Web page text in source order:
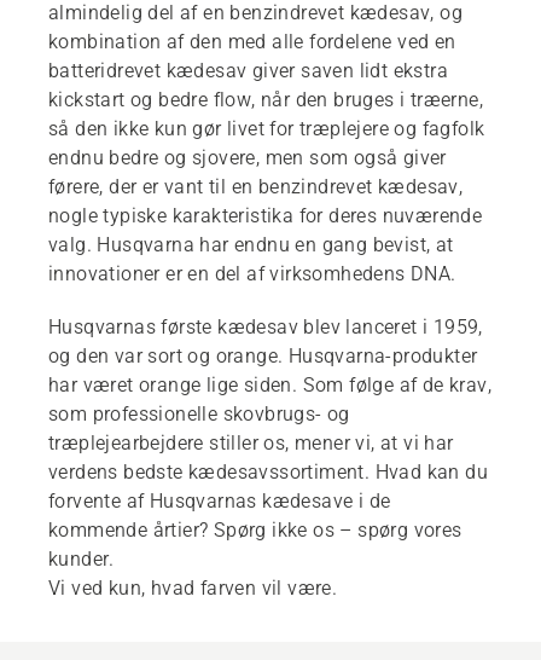
almindelig del af en benzindrevet kædesav, og
kombination af den med alle fordelene ved en
batteridrevet kædesav giver saven lidt ekstra
kickstart og bedre flow, når den bruges i træerne,
så den ikke kun gør livet for træplejere og fagfolk
endnu bedre og sjovere, men som også giver
førere, der er vant til en benzindrevet kædesav,
nogle typiske karakteristika for deres nuværende
valg. Husqvarna har endnu en gang bevist, at
innovationer er en del af virksomhedens DNA.
Husqvarnas første kædesav blev lanceret i 1959,
og den var sort og orange. Husqvarna-produkter
har været orange lige siden. Som følge af de krav,
som professionelle skovbrugs- og
træplejearbejdere stiller os, mener vi, at vi har
verdens bedste kædesavssortiment. Hvad kan du
forvente af Husqvarnas kædesave i de
kommende årtier? Spørg ikke os – spørg vores
kunder.
Vi ved kun, hvad farven vil være.